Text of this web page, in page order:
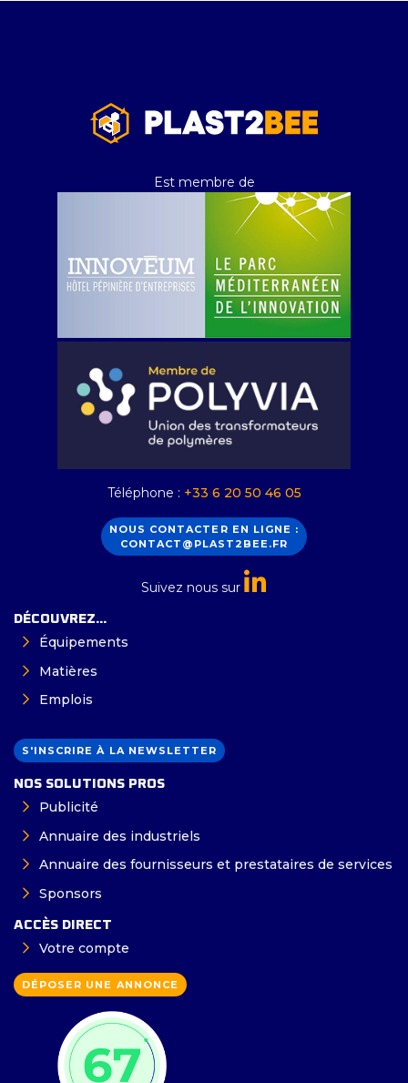
Est membre de
Téléphone : +33 6 20 50 46 05
NOUS CONTACTER EN LIGNE :
CONTACT@PLAST2BEE.FR
Suivez nous sur
DÉCOUVREZ...
Équipements
Matières
Emplois
S'INSCRIRE À LA NEWSLETTER
NOS SOLUTIONS PROS
Publicité
Annuaire des industriels
Annuaire des fournisseurs et prestataires de services
Sponsors
ACCÈS DIRECT
Votre compte
DÉPOSER UNE ANNONCE